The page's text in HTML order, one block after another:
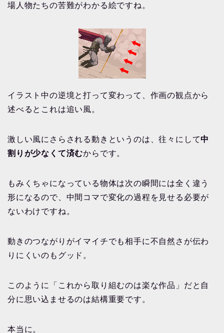
場人物たちの苦難がわかる絵ですね。
イラスト中の逆境と打って変わって、作画の観点から
述べるとこれは追い風。
激しい風にさらされる動きというのは、往々にして中
割りが少なくて済むからです。
もみくちゃになっている物体は次の瞬間には全く違う
形になるので、中間コマで変化の過程を見せる必要が
ないわけですね。
動きのつながりがイマイチでも相手に不自然さが伝わ
りにくいのもグッド。
このように「これから取り組むのは楽な作品」だと自
分に思い込ませるのは結構重要です。
本当に。